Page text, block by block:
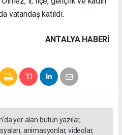
vatandaş katıldı.
ANTALYA HABERİ
yer alan bütün yazılar,
animasyonlar, videolar,